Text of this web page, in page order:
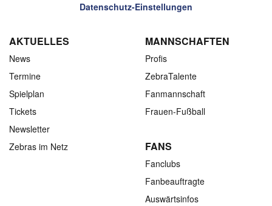
Datenschutz-Einstellungen
AKTUELLES
News
Termine
Spielplan
Tickets
Newsletter
Zebras im Netz
MANNSCHAFTEN
Profis
ZebraTalente
Fanmannschaft
Frauen-Fußball
FANS
Fanclubs
Fanbeauftragte
Auswärtsinfos